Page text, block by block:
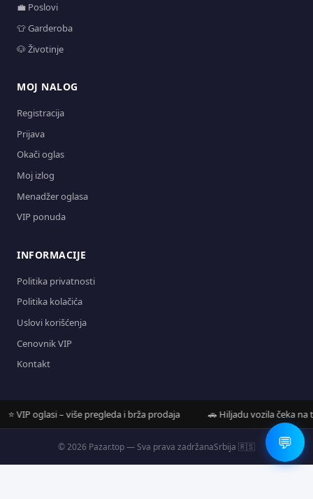
💼 Poslovi
👕 Garderoba
🐶 Životinje
MOJ NALOG
Registracija
Prijava
Okači oglas
Moj izlog
Menadžer oglasa
VIP ponuda
INFORMACIJE
Politika privatnosti
Politika kolačića
Uslovi korišćenja
Cenovnik VIP
Kontakt
VIP oglasi – više pregleda i brža prodaja 🚗 Hiljadu vozila čeka na tebe
© 2026 Pazar.top — Sva prava zadržanaSrbija 🇷🇸 💬